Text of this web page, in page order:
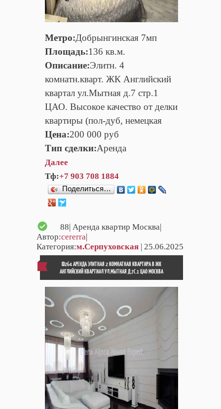
Метро:Добрынгинская 7мп
Площадь:136 кв.м.
Описание:Элитн. 4
комнатн.кварт. ЖК Английский
квартал ул.Мытная д.7 стр.1
ЦАО. Высокое качество от делки
квартиры (пол-дуб, немецкая
Цена:200 000 руб
Тип сделки:Аренда
Далее
Тф:+7 903 708 1884
Поделиться…
88| Аренда квартир Москва|
Автор:cererra|
Категория:м.Серпуховская | 25.06.2025
ID264 АРЕНДА ЭЛИТНАЯ 2 КОМНАТНАЯ КВАРТИРА В ЖК
АНГЛИЙСКИЙ КВАРТИАЛ УЛ.МЫТНАЯ Д.7С.1 ЦАО МОСКВА